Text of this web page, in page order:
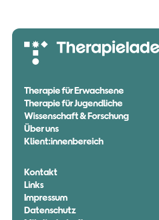
TherapiefürErwachsene
TherapiefürJugendliche
Wissenschaft&Forschung
Überuns
Klient:innenbereich
Kontakt
Links
Impressum
Datenschutz